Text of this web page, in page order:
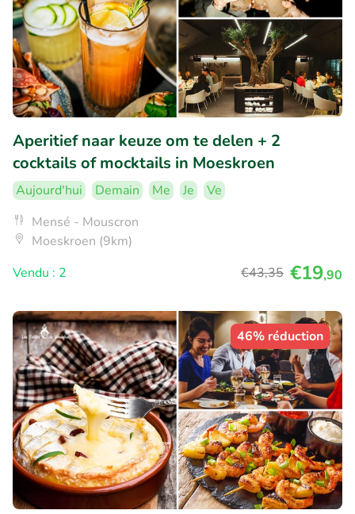
Aperitief naar keuze om te delen + 2
cocktails of mocktails in Moeskroen
Aujourd'hui Demain Me Je
Ve
Mensé - Mouscron
Moeskroen (9km)
Vendu : 2
€43,35 €19,90
46% réduction